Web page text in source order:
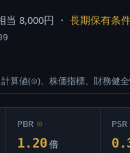
当 8,000円 ・ 長期保有条
算値(⊙)、株価指標、財務健
PBR ⊙
1.20 倍
PSR